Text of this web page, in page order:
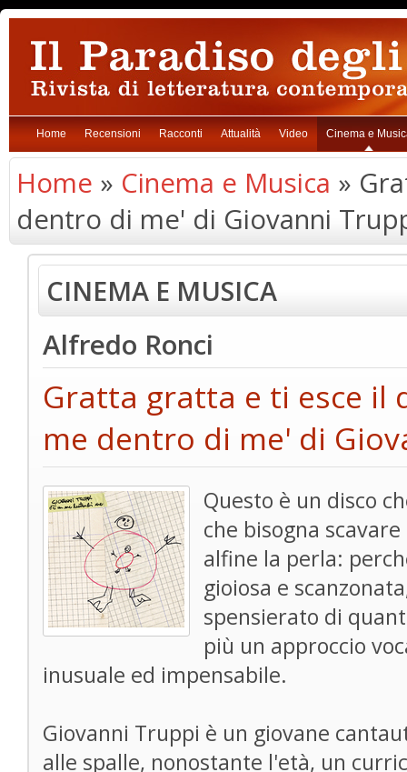
Home Recensioni Racconti Attualità Video Cinema e
Home » Cinema e Musica »
dentro di me' di Giovanni
CINEMA E MUSICA
Alfredo Ronci
Gratta gratta e ti esce il
me dentro di me' di
Questo è un disco
che bisogna
alfine la perla:
gioiosa e
spensierato di
più un approccio
inusuale ed impensabile.
Giovanni Truppi è un giovane
alle spalle, nonostante l'età, un